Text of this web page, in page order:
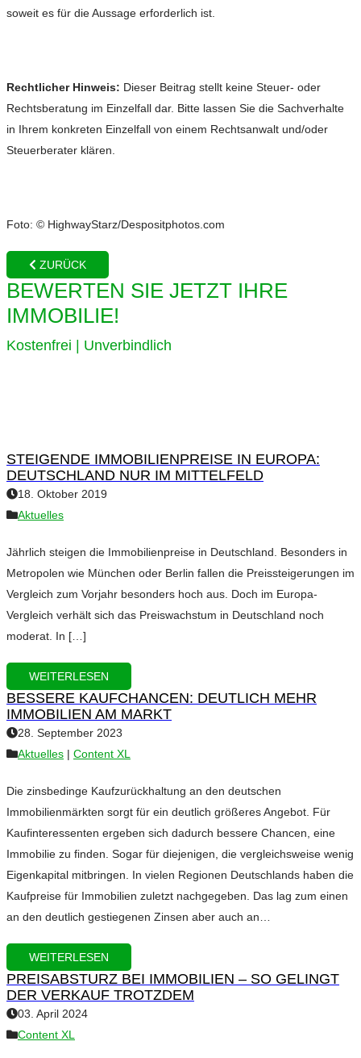
soweit es für die Aussage erforderlich ist.
Rechtlicher Hinweis: Dieser Beitrag stellt keine Steuer- oder
Rechtsberatung im Einzelfall dar. Bitte lassen Sie die Sachverhalte
in Ihrem konkreten Einzelfall von einem Rechtsanwalt und/oder
Steuerberater klären.
Foto: © HighwayStarz/Despositphotos.com
ZURÜCK
BEWERTEN SIE JETZT IHRE
IMMOBILIE!
Kostenfrei | Unverbindlich
STEIGENDE IMMOBILIENPREISE IN EUROPA:
DEUTSCHLAND NUR IM MITTELFELD
18. Oktober 2019
Aktuelles
Jährlich steigen die Immobilienpreise in Deutschland. Besonders in
Metropolen wie München oder Berlin fallen die Preissteigerungen im
Vergleich zum Vorjahr besonders hoch aus. Doch im Europa-
Vergleich verhält sich das Preiswachstum in Deutschland noch
moderat. In […]
WEITERLESEN
BESSERE KAUFCHANCEN: DEUTLICH MEHR
IMMOBILIEN AM MARKT
28. September 2023
Aktuelles | Content XL
Die zinsbedinge Kaufzurückhaltung an den deutschen
Immobilienmärkten sorgt für ein deutlich größeres Angebot. Für
Kaufinteressenten ergeben sich dadurch bessere Chancen, eine
Immobilie zu finden. Sogar für diejenigen, die vergleichsweise wenig
Eigenkapital mitbringen. In vielen Regionen Deutschlands haben die
Kaufpreise für Immobilien zuletzt nachgegeben. Das lag zum einen
an den deutlich gestiegenen Zinsen aber auch an…
WEITERLESEN
PREISABSTURZ BEI IMMOBILIEN – SO GELINGT
DER VERKAUF TROTZDEM
03. April 2024
Content XL